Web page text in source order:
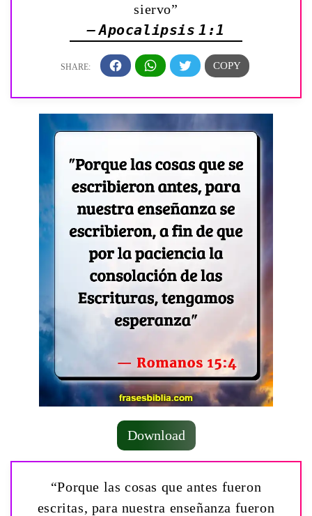
siervo”
— Apocalipsis 1:1
Download
“Porque las cosas que antes fueron
escritas, para nuestra enseñanza fueron